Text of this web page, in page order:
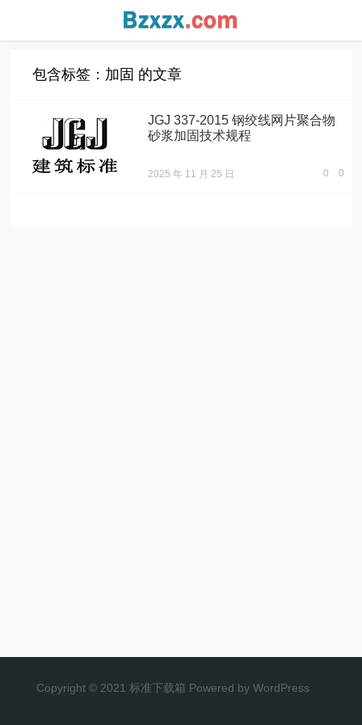
包含标签：加固 的文章
JGJ 337-2015 钢绞线网片聚合物
砂浆加固技术规程
2025 年 11 月 25 日 0 0
Copyright © 2021 标准下载箱 Powered by WordPress